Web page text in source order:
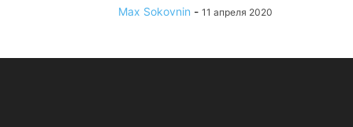
Max Sokovnin - 11 апреля 2020